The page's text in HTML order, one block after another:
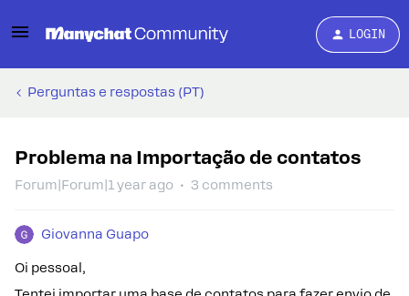
LOGIN
Perguntas e respostas (PT)
Problema na Importação de contatos
Forum|Forum|1 year ago 3 comments
Giovanna Guapo
Oi pessoal,